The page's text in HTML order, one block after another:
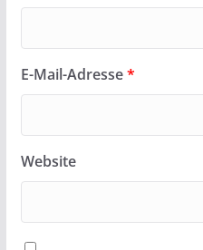
E-Mail-Adresse*
Website